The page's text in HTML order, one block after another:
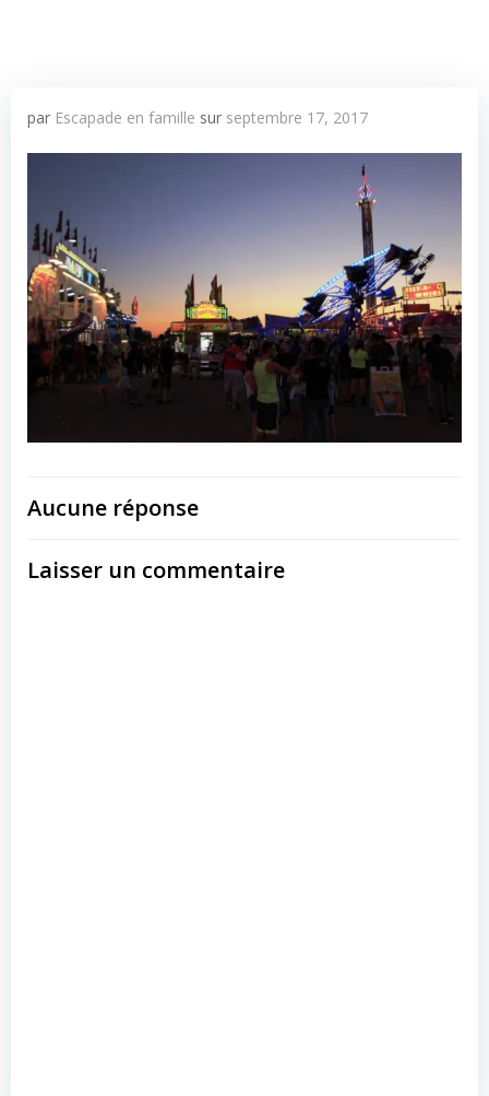
par Escapade en famille sur septembre 17, 2017
Aucune réponse
Laisser un commentaire